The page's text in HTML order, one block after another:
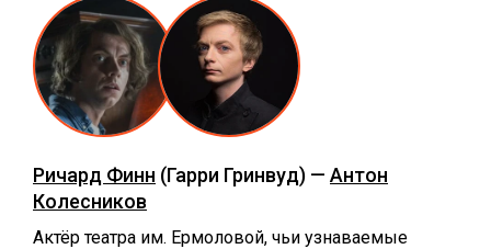
Ричард Финн (Гарри Гринвуд) — Антон
Колесников
Актёр театра им. Ермоловой, чьи узнаваемые